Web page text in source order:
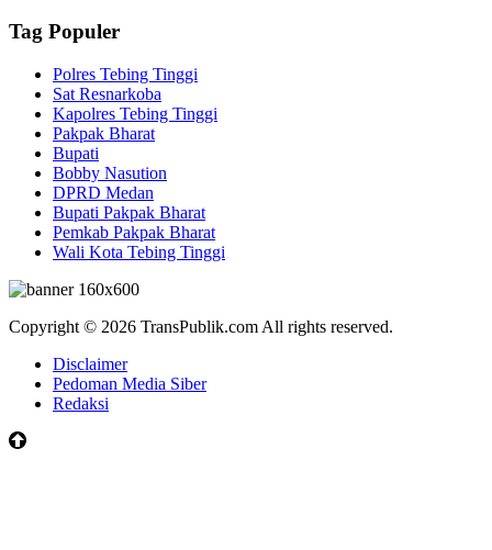
Tag Populer
Polres Tebing Tinggi
Sat Resnarkoba
Kapolres Tebing Tinggi
Pakpak Bharat
Bupati
Bobby Nasution
DPRD Medan
Bupati Pakpak Bharat
Pemkab Pakpak Bharat
Wali Kota Tebing Tinggi
Copyright © 2026 TransPublik.com All rights reserved.
Disclaimer
Pedoman Media Siber
Redaksi